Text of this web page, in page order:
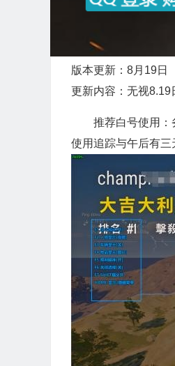
版本更新：8月19日
更新内容：无视8.19
推荐白号使用
使用追踪与午后有三